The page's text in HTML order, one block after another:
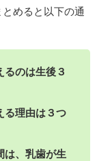
めると以下の通
るのは生後３
る理由は３つ
は、乳歯が生